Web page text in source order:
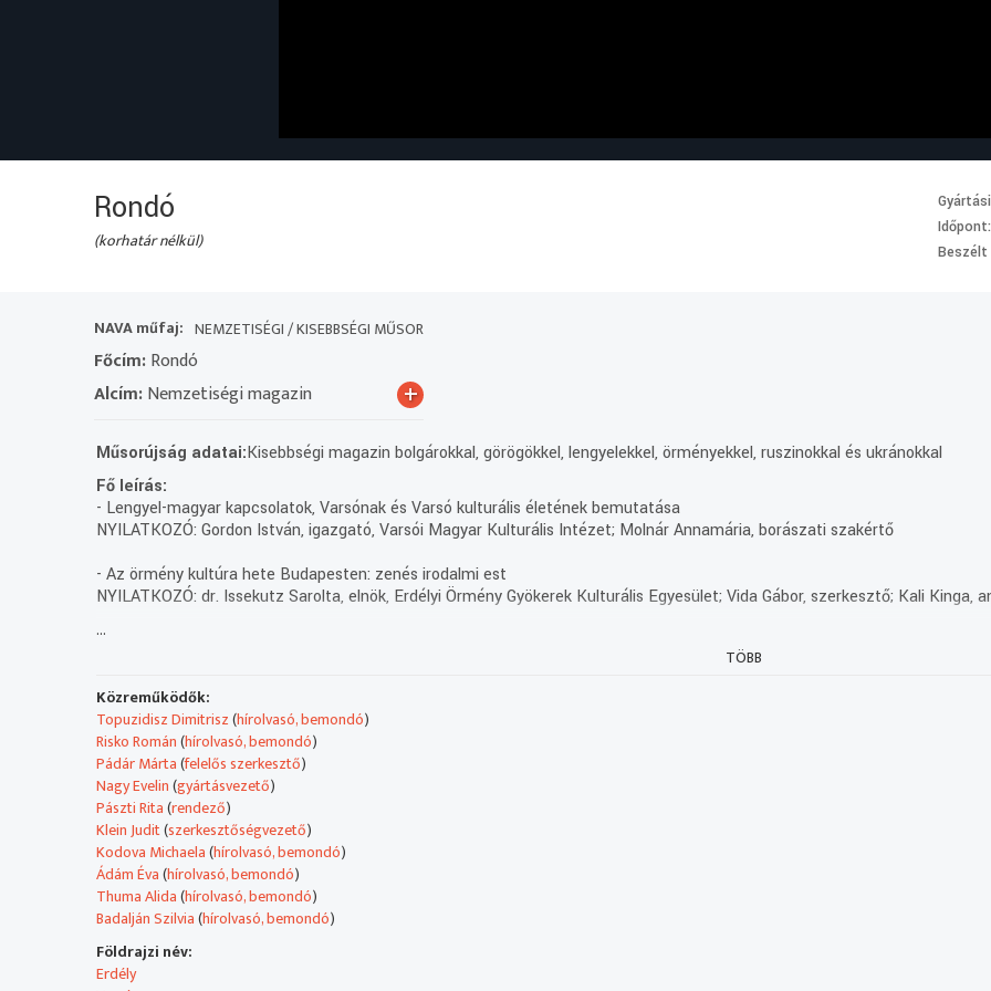
Rondó
(korhatár nélkül)
Időpont:
NAVA műfaj: NEMZETISÉGI / KISEBBSÉGI MŰSOR
Főcím:Rondó
Alcím:Nemzetiségi magazin +
Műsorújság adatai:Kisebbségi magazin bolgárokkal, görögökkel, lengyelekkel, örményekkel, ruszinokkal és ukránokkal
Fő leírás:
- Lengyel-magyar kapcsolatok, Varsónak és Varsó kulturális életének bemutatása
NYILATKOZÓ: Gordon István, igazgató, Varsói Magyar Kulturális Intézet; Molnár Annamária, borászati szakértő
- Az örmény kultúra hete Budapesten: zenés irodalmi est
NYILATKOZÓ: dr. Issekutz Sarolta, elnök, Erdélyi Örmény Gyökerek Kulturális Egyesület; Vida Gábor, szerkesztő; Kali Kinga,
- Pondoszi rege, egy görög falu története
MEGSZÓLALÓ: Fiscsenko Mihály
- Nemzetiségi hírek
- Duchnovics Antal (Alexander Duchnovics) születésének 205. évfordulója alkalmából
nemzetközi Duchnovics konferenciát rendeztek
NYILATKOZÓ: Dr. Lyavinecz Mariann, elnök, Fővárosi Ruszin Kisebbségi Önkormányzat; dr. S. Benedek András, költő, író,
Egyesület
- 90 éves a bolgár iskola
NYILATKOZÓ: Emilia Atanaszova, iskolaigazgató; MEGSZÓLALÓ: Tímea Todorova
- Örmény arcok, örmény szemek a című kiállítás családi fotóalbumokból
...
TÖBB
Közreműködők:
Topuzidisz Dimitrisz(hírolvasó, bemondó)
Risko Román(hírolvasó, bemondó)
Pádár Márta(felelős szerkesztő)
Nagy Evelin(gyártásvezető)
Pászti Rita(rendező)
Klein Judit(szerkesztőségvezető)
Kodova Michaela(hírolvasó, bemondó)
Ádám Éva(hírolvasó, bemondó)
Thuma Alida(hírolvasó, bemondó)
Badalján Szilvia(hírolvasó, bemondó)
Földrajzi név:
Erdély